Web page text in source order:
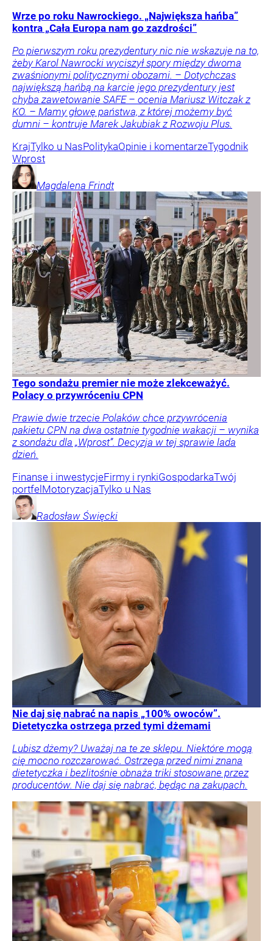
Wrze po roku Nawrockiego. „Największa hańba”
kontra „Cała Europa nam go zazdrości”
Po pierwszym roku prezydentury nic nie wskazuje na to,
żeby Karol Nawrocki wyciszył spory między dwoma
zwaśnionymi politycznymi obozami. – Dotychczas
największą hańbą na karcie jego prezydentury jest
chyba zawetowanie SAFE – ocenia Mariusz Witczak z
KO. – Mamy głowę państwa, z której możemy być
dumni – kontruje Marek Jakubiak z Rozwoju Plus.
KrajTylko u NasPolitykaOpinie i komentarzeTygodnik
Wprost
Magdalena Frindt
Tego sondażu premier nie może zlekceważyć.
Polacy o przywróceniu CPN
Prawie dwie trzecie Polaków chce przywrócenia
pakietu CPN na dwa ostatnie tygodnie wakacji – wynika
z sondażu dla „Wprost”. Decyzja w tej sprawie lada
dzień.
Finanse i inwestycjeFirmy i rynkiGospodarkaTwój
portfelMotoryzacjaTylko u Nas
Radosław Święcki
Nie daj się nabrać na napis „100% owoców”.
Dietetyczka ostrzega przed tymi dżemami
Lubisz dżemy? Uważaj na te ze sklepu. Niektóre mogą
cię mocno rozczarować. Ostrzega przed nimi znana
dietetyczka i bezlitośnie obnaża triki stosowane przez
producentów. Nie daj się nabrać, będąc na zakupach.